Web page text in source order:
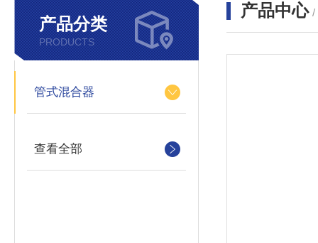
产品分类
PRODUCTS
管式混合器
查看全部
产品中心 /